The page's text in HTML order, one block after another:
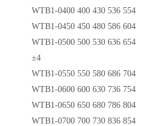
WTB1-0400 400 430 536 554
WTB1-0450 450 480 586 604
WTB1-0500 500 530 636 654
±4
WTB1-0550 550 580 686 704
WTB1-0600 600 630 736 754
WTB1-0650 650 680 786 804
WTB1-0700 700 730 836 854